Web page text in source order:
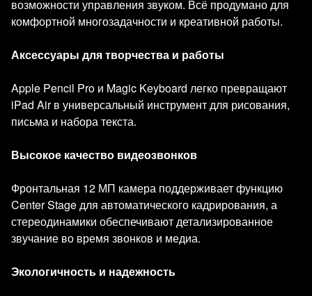
возможности управления звуком. Всё продумано для
комфортной многозадачности и креативной работы.
Аксессуары для творчества и работы
Apple Pencil Pro и Magic Keyboard легко превращают
iPad Air в универсальный инструмент для рисования,
письма и набора текста.
Высокое качество видеозвонков
Фронтальная 12 МП камера поддерживает функцию
Center Stage для автоматического кадрирования, а
стереодинамики обеспечивают детализированное
звучание во время звонков и медиа.
Экологичность и надежность